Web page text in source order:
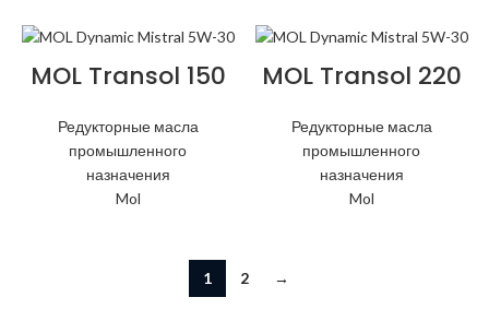
MOL Transol 150
Редукторные масла
промышленного
назначения
Mol
MOL Transol 220
Редукторные масла
промышленного
назначения
Mol
1 2 →